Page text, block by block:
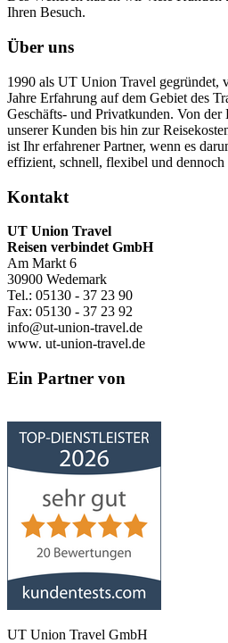
Ihren Besuch.
Über uns
1990 als UT Union Travel gegründet,
Jahre Erfahrung auf dem Gebiet des
Geschäfts- und Privatkunden. Von
unserer Kunden bis hin zur
ist Ihr erfahrener Partner, wenn es
effizient, schnell, flexibel und
Kontakt
UT Union Travel
Reisen verbindet GmbH
Am Markt 6
30900 Wedemark
Tel.: 05130 - 37 23 90
Fax: 05130 - 37 23 92
info@ut-union-travel.de
www. ut-union-travel.de
Ein Partner von
UT Union Travel GmbH